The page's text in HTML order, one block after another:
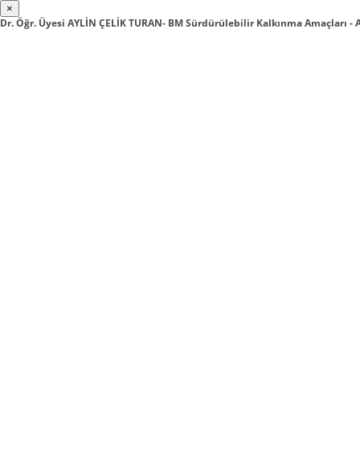
×
Dr. Öğr. Üyesi AYLİN ÇELİK TURAN- BM Sürdürülebilir Kalkınma Amaçları -